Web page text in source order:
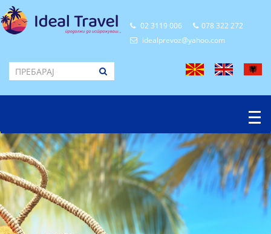
02 3119 006
078 322 272
idealprevoz@yahoo.com